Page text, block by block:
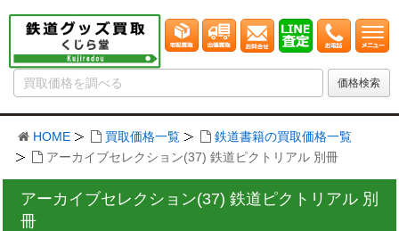
HOME 買取価格一覧
鉄道書籍の買取価格一覧
アーカイブセレクション(37) 鉄道ピクトリアル 別冊
アーカイブセレクション(37) 鉄道ピクトリアル 別
冊